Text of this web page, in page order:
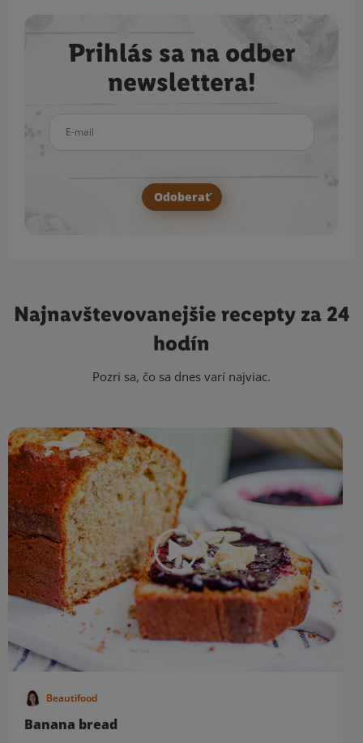
Prihlás sa na odber
newslettera!
Odoberať
Najnavštevovanejšie recepty za 24
hodín
Pozri sa, čo sa dnes varí najviac.
Beautifood
Banana bread